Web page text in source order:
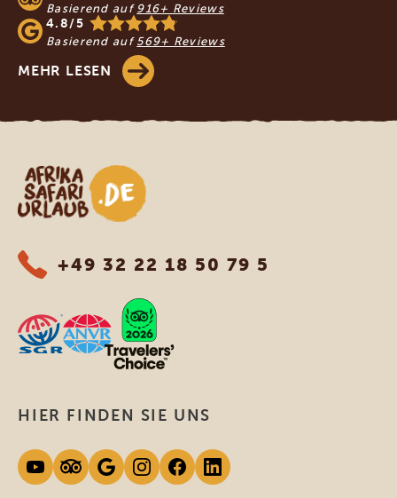
Basierend auf 916+ Reviews
4.8/5
Basierend auf 569+ Reviews
MEHR LESEN
Afrika Safari Urlaub
+49 32 22 18 50 79 5
HIER FINDEN SIE UNS